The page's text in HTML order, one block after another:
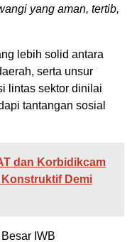
yang aman, tertib,
lebih solid antara
serta unsur
lintas sektor dinilai
tantangan sosial
dan Korbidikcam
Demi
IWB